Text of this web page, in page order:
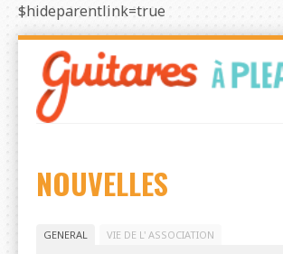
$hideparentlink=true
navigation
Skip
NOUVELLES
GENERAL VIE DE L' ASSOCIATION